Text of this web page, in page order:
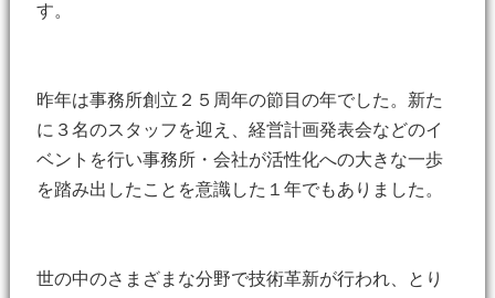
す。
昨年は事務所創立２５周年の節目の年でした。新た
に３名のスタッフを迎え、経営計画発表会などのイ
ベントを行い事務所・会社が活性化への大きな一歩
を踏み出したことを意識した１年でもありました。
世の中のさまざまな分野で技術革新が行われ、とり